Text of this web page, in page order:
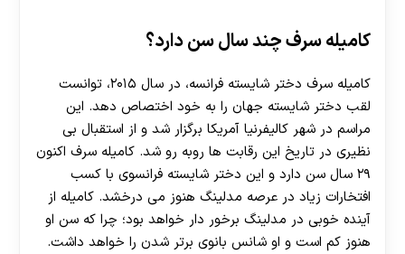
کامیله سرف چند سال سن دارد؟
کامیله سرف دختر شایسته فرانسه، در سال ۲۰۱۵، توانست
لقب دختر شایسته جهان را به خود اختصاص دهد. این
مراسم در شهر کالیفرنیا آمریکا برگزار شد و از استقبال بی
نظیری در تاریخ این رقابت ها روبه رو شد. کامیله سرف اکنون
۲۹ سال سن دارد و این دختر شایسته فرانسوی با کسب
افتخارات زیاد در عرصه مدلینگ هنوز می درخشد. کامیله از
آینده خوبی در مدلینگ برخور دار خواهد بود؛ چرا که سن او
هنوز کم است و او شانس بانوی برتر شدن را خواهد داشت.